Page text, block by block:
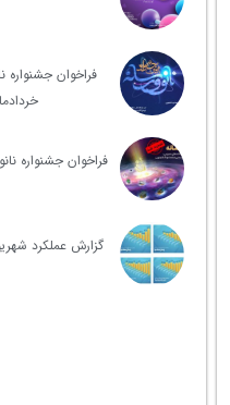
فراخوان جشنواره نانو و رسانه
گزارش عملکرد